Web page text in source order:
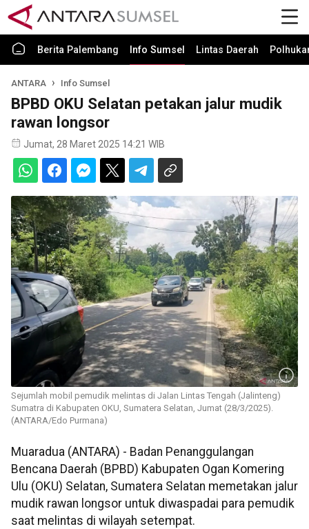
Berita Palembang Info Sumsel Lintas Daerah
ANTARA Info Sumsel
BPBD OKU Selatan petakan jalur mudik
rawan longsor
Jumat, 28 Maret 2025 14:21 WIB
Sejumlah mobil pemudik melintas di Jalan Lintas Tengah (Jalinteng)
Sumatra di Kabupaten OKU, Sumatera Selatan, Jumat (28/3/2025).
(ANTARA/Edo Purmana)
Muaradua (ANTARA) - Badan Penanggulangan
Bencana Daerah (BPBD) Kabupaten Ogan Komering
Ulu (OKU) Selatan, Sumatera Selatan memetakan jalur
mudik rawan longsor untuk diwaspadai para pemudik
saat melintas di wilayah setempat.